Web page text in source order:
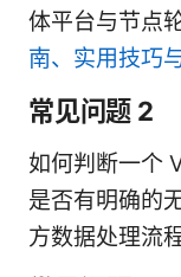
体平台与节点
南、实用技巧
常见问题 2
如何判断一个
是否有明确的
方数据处理流